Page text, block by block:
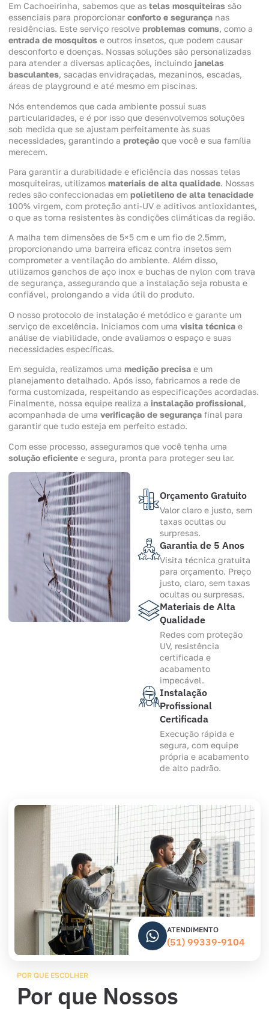
Em Cachoeirinha, sabemos que as telas mosquiteiras são
essenciais para proporcionar conforto e segurança nas
residências. Este serviço resolve problemas comuns, como a
entrada de mosquitos e outros insetos, que podem causar
desconforto e doenças. Nossas soluções são personalizadas
para atender a diversas aplicações, incluindo janelas
basculantes, sacadas envidraçadas, mezaninos, escadas,
áreas de playground e até mesmo em piscinas.
Nós entendemos que cada ambiente possui suas
particularidades, e é por isso que desenvolvemos soluções
sob medida que se ajustam perfeitamente às suas
necessidades, garantindo a proteção que você e sua família
merecem.
Para garantir a durabilidade e eficiência das nossas telas
mosquiteiras, utilizamos materiais de alta qualidade. Nossas
redes são confeccionadas em polietileno de alta tenacidade
100% virgem, com proteção anti-UV e aditivos antioxidantes,
o que as torna resistentes às condições climáticas da região.
A malha tem dimensões de 5×5 cm e um fio de 2.5mm,
proporcionando uma barreira eficaz contra insetos sem
comprometer a ventilação do ambiente. Além disso,
utilizamos ganchos de aço inox e buchas de nylon com trava
de segurança, assegurando que a instalação seja robusta e
confiável, prolongando a vida útil do produto.
O nosso protocolo de instalação é metódico e garante um
serviço de excelência. Iniciamos com uma visita técnica e
análise de viabilidade, onde avaliamos o espaço e suas
necessidades específicas.
Em seguida, realizamos uma medição precisa e um
planejamento detalhado. Após isso, fabricamos a rede de
forma customizada, respeitando as especificações acordadas.
Finalmente, nossa equipe realiza a instalação profissional,
acompanhada de uma verificação de segurança final para
garantir que tudo esteja em perfeito estado.
Com esse processo, asseguramos que você tenha uma
solução eficiente e segura, pronta para proteger seu lar.
Orçamento Gratuito
Valor claro e justo, sem
taxas ocultas ou
surpresas.
Garantia de 5 Anos
Visita técnica gratuita
para orçamento. Preço
justo, claro, sem taxas
ocultas ou surpresas.
Materiais de Alta
Qualidade
Redes com proteção
UV, resistência
certificada e
acabamento
impecável.
Instalação
Profissional
Certificada
Execução rápida e
segura, com equipe
própria e acabamento
de alto padrão.
ATENDIMENTO
(51) 99339-9104
POR QUE ESCOLHER
Por que Nossos